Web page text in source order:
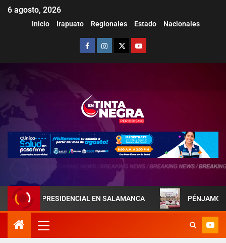
6 agosto, 2026
Inicio Irapuato Regionales Estado Nacionales
PRESIDENCIAL EN SALAMANCA PÉNJAMO